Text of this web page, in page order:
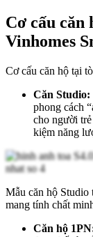
Cơ cấu căn
Vinhomes
Cơ cấu căn hộ tại
Căn Studio:
phong cách
cho người
kiệm năng
Mẫu căn hộ Studio
mang tính chất
Căn hộ